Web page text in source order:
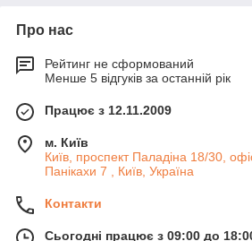
Про нас
Рейтинг не сформований
Менше 5 відгуків за останній рік
Працює з 12.11.2009
м. Київ
Київ, проспект Паладіна 18/30,
Панікахи 7 , Київ, Україна
Контакти
Сьогодні працює з 09:00 до